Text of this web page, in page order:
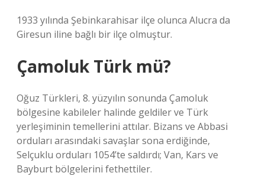
1933 yılında Şebinkarahisar ilçe olunca Alucra da
Giresun iline bağlı bir ilçe olmuştur.
Çamoluk Türk mü?
Oğuz Türkleri, 8. yüzyılın sonunda Çamoluk
bölgesine kabileler halinde geldiler ve Türk
yerleşiminin temellerini attılar. Bizans ve Abbasi
orduları arasındaki savaşlar sona erdiğinde,
Selçuklu orduları 1054’te saldırdı; Van, Kars ve
Bayburt bölgelerini fethettiler.